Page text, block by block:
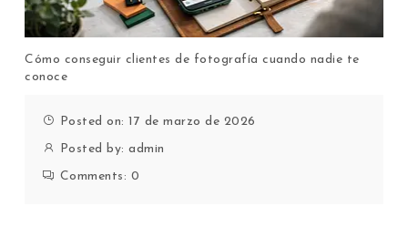
Cómo conseguir clientes de fotografía cuando nadie te
conoce
Posted on: 17 de marzo de 2026
Posted by:admin
Comments: 0